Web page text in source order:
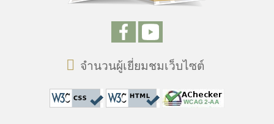
จำนวนผู้เยี่ยมชมเว็บไซต์